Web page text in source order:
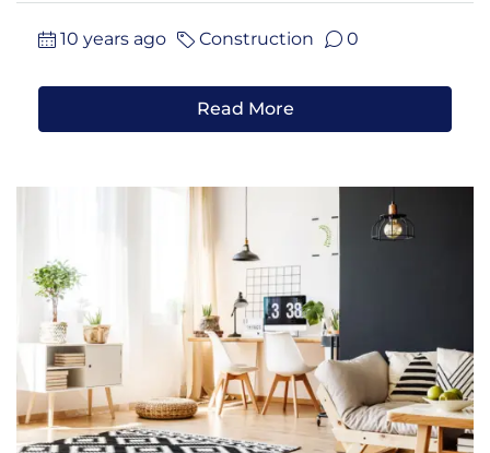
10 years ago Construction 0
Read More